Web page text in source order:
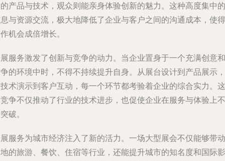
产品与技术，观众则能亲身体验创新的魅力。这种高度集中的
与资源交流，极大地降低了企业与客户之间的沟通成本，使得
机会成倍增长。
服务激发了创新与竞争的动力。当企业置身于一个充满创意和
的环境中时，不得不持续提升自身。从展台设计到产品展示，
术演示到客户互动，每一个环节都考验着企业的综合实力。这
争不仅推动了行业的技术进步，也促使企业在服务与体验上不
破。
服务为城市经济注入了新的活力。一场大型展会不仅能够带动
的旅游、餐饮、住宿等行业，还能提升城市的知名度和国际影